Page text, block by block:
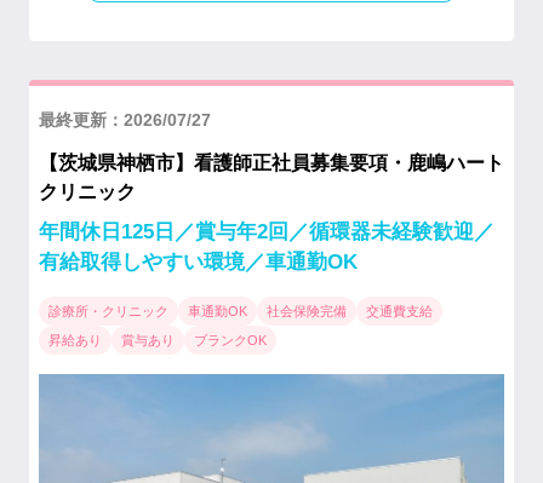
最終更新：2026/07/27
【茨城県神栖市】看護師正社員募集要項・鹿嶋ハート
クリニック
年間休日125日／賞与年2回／循環器未経験歓迎／
有給取得しやすい環境／車通勤OK
診療所・クリニック 車通勤OK 社会保険完備
交通費支給
昇給あり
賞与あり ブランクOK